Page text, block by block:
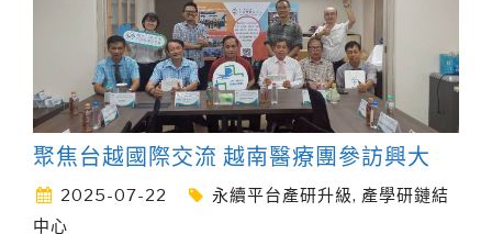
聚焦台越國際交流 越南醫療團參訪興大
2025-07-22 永續平台產研升級, 產學研鏈結
中心